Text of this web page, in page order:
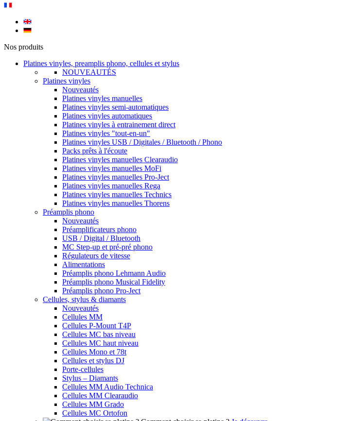
Nos produits
Platines vinyles, preamplis phono, cellules et stylus
NOUVEAUTÉS
Platines vinyles
Nouveautés
Platines vinyles manuelles
Platines vinyles semi-automatiques
Platines vinyles automatiques
Platines vinyles à entrainement direct
Platines vinyles "tout-en-un"
Platines vinyles USB / Digitales / Bluetooth / Phono
Packs prêts à l'écoute
Platines vinyles manuelles Clearaudio
Platines vinyles manuelles MoFi
Platines vinyles manuelles Pro-Ject
Platines vinyles manuelles Rega
Platines vinyles manuelles Technics
Platines vinyles manuelles Thorens
Préamplis phono
Nouveautés
Préamplificateurs phono
USB / Digital / Bluetooth
MC Step-up et pré-pré phono
Régulateurs de vitesse
Alimentations
Préamplis phono Lehmann Audio
Préamplis phono Musical Fidelity
Préamplis phono Pro-Ject
Cellules, stylus & diamants
Nouveautés
Cellules MM
Cellules P-Mount T4P
Cellules MC bas niveau
Cellules MC haut niveau
Cellules Mono et 78t
Cellules et stylus DJ
Porte-cellules
Stylus – Diamants
Cellules MM Audio Technica
Cellules MM Clearaudio
Cellules MM Grado
Cellules MC Ortofon